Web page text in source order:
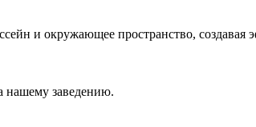
и окружающее пространство, создавая
нашему заведению.